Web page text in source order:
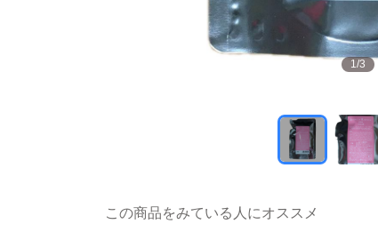
1/3
この商品をみている人にオススメ